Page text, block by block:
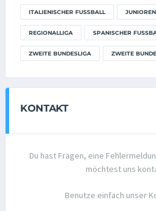
ITALIENISCHER FUSSBALL JUNIOREN
REGIONALLIGA SPANISCHER
ZWEITE BUNDESLIGA ZWEITE
KONTAKT
Du hast Fragen, eine
möchtest uns
Benutze einfach unser